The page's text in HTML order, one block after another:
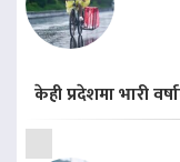
केही प्रदेशमा भारी